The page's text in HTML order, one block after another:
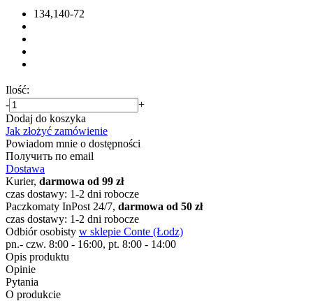
134,140-72
Ilość:
-
+
Dodaj do koszyka
Jak złożyć zamówienie
Powiadom mnie o dostępności
Получить по email
Dostawa
Kurier, darmowa od 99 zł
czas dostawy: 1-2 dni robocze
Paczkomaty InPost 24/7, darmowa od 50 zł
czas dostawy: 1-2 dni robocze
Odbiór osobisty w sklepie Conte (Łodz)
pn.- czw. 8:00 - 16:00, pt. 8:00 - 14:00
Opis produktu
Opinie
Pytania
O produkcie